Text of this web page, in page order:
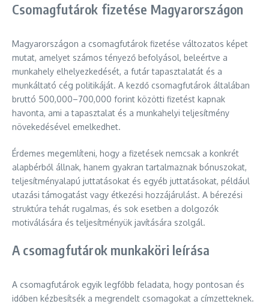
Csomagfutárok fizetése Magyarországon
Magyarországon a csomagfutárok fizetése változatos képet
mutat, amelyet számos tényező befolyásol, beleértve a
munkahely elhelyezkedését, a futár tapasztalatát és a
munkáltató cég politikáját. A kezdő csomagfutárok általában
bruttó 500,000–700,000 forint közötti fizetést kapnak
havonta, ami a tapasztalat és a munkahelyi teljesítmény
növekedésével emelkedhet.
Érdemes megemlíteni, hogy a fizetések nemcsak a konkrét
alapbérből állnak, hanem gyakran tartalmaznak bónuszokat,
teljesítményalapú juttatásokat és egyéb juttatásokat, például
utazási támogatást vagy étkezési hozzájárulást. A bérezési
struktúra tehát rugalmas, és sok esetben a dolgozók
motiválására és teljesítményük javítására szolgál.
A csomagfutárok munkaköri leírása
A csomagfutárok egyik legfőbb feladata, hogy pontosan és
időben kézbesítsék a megrendelt csomagokat a címzetteknek.